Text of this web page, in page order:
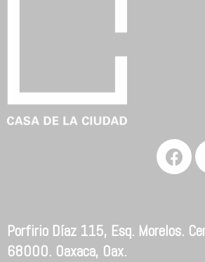
Porfirio Díaz 115, Esq. Morelos.
68000. Oaxaca, Oax.